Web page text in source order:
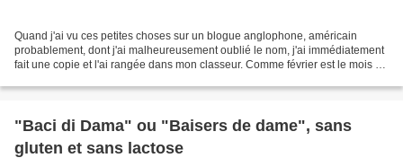
Quand j'ai vu ces petites choses sur un blogue anglophone, américain
probablement, dont j'ai malheureusement oublié le nom, j'ai immédiatement
fait une copie et l'ai rangée dans mon classeur. Comme février est le mois du
"Baci di Dama" ou "Baisers de dame", sans
gluten et sans lactose